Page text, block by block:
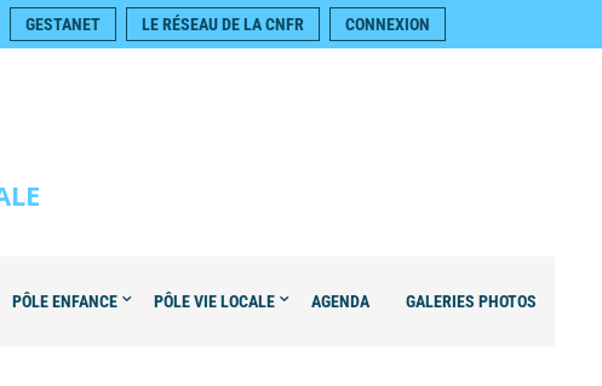
GESTANET LE RÉSEAU DE LA CNFR CONNEXION
PÔLE ENFANCE PÔLE VIE LOCALE AGENDA GALERIES PHOTOS